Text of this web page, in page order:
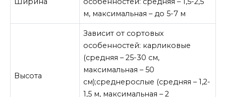
м, максимальная – до 5-7 м
Высота
Зависит от сортовых
особенностей: карликовые
(средняя – 25-30 см,
максимальная – 50
см);среднерослые (средняя – 1,2-
1,5 м, максимальная – 2